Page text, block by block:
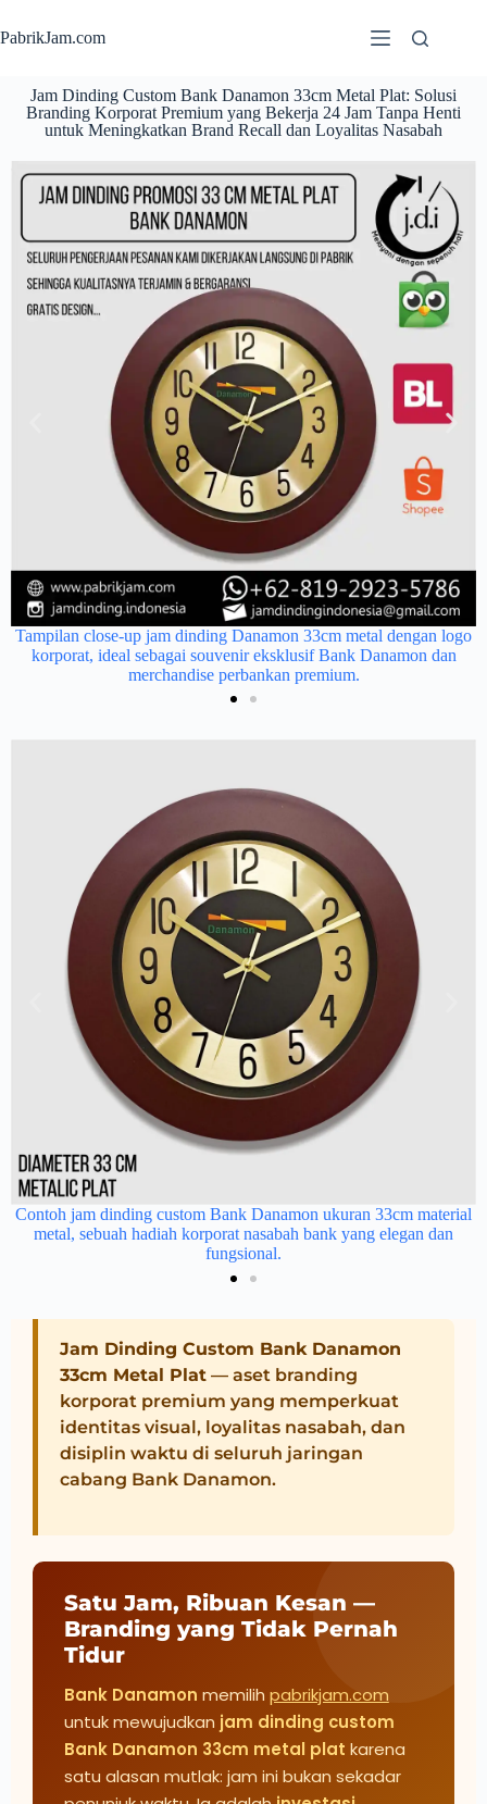
PabrikJam.com
Jam Dinding Custom Bank Danamon 33cm Metal Plat: Solusi
Branding Korporat Premium yang Bekerja 24 Jam Tanpa Henti
untuk Meningkatkan Brand Recall dan Loyalitas Nasabah
Tampilan close-up jam dinding Danamon 33cm metal dengan logo
korporat, ideal sebagai souvenir eksklusif Bank Danamon dan
merchandise perbankan premium.
Contoh jam dinding custom Bank Danamon ukuran 33cm material
metal, sebuah hadiah korporat nasabah bank yang elegan dan
fungsional.
Jam Dinding Custom Bank Danamon
33cm Metal Plat — aset branding
korporat premium yang memperkuat
identitas visual, loyalitas nasabah, dan
disiplin waktu di seluruh jaringan
cabang Bank Danamon.
Satu Jam, Ribuan Kesan —
Branding yang Tidak Pernah
Tidur
Bank Danamon memilih pabrikjam.com
untuk mewujudkan jam dinding custom
Bank Danamon 33cm metal plat karena
satu alasan mutlak: jam ini bukan sekadar